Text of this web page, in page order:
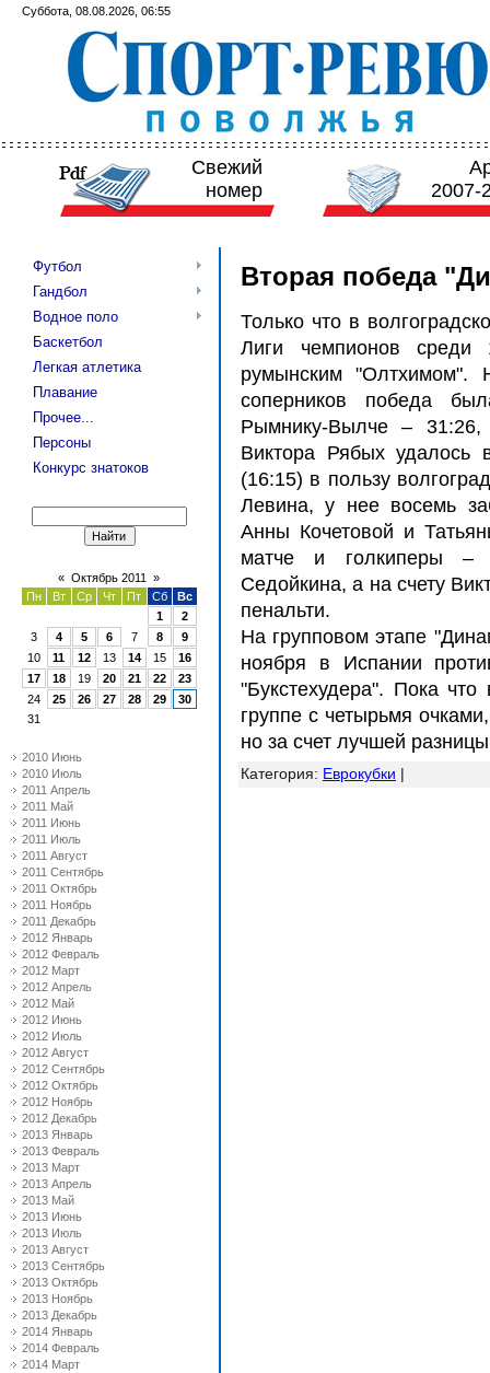
Суббота, 08.08.2026, 06:55
Свежий
номер
2007-
Футбол
Гандбол
Водное поло
Баскетбол
Легкая атлетика
Плавание
Прочее...
Персоны
Конкурс знатоков
« Октябрь 2011
»
Пн
Вт Ср Чт Пт Сб
Вс
1
2
3
4 5 6 7 8
9
10
11 12 13 14 15
16
17
18 19 20 21 22
23
24
25 26 27 28 29
30
31
2010 Июнь
2010 Июль
2011 Апрель
2011 Май
2011 Июнь
2011 Июль
2011 Август
2011 Сентябрь
2011 Октябрь
2011 Ноябрь
2011 Декабрь
2012 Январь
2012 Февраль
2012 Март
2012 Апрель
2012 Май
2012 Июнь
2012 Июль
2012 Август
2012 Сентябрь
2012 Октябрь
2012 Ноябрь
2012 Декабрь
2013 Январь
2013 Февраль
2013 Март
2013 Апрель
2013 Май
2013 Июнь
2013 Июль
2013 Август
2013 Сентябрь
2013 Октябрь
2013 Ноябрь
2013 Декабрь
2014 Январь
2014 Февраль
2014 Март
Вторая победа
Только что в
Лиги чемпионов
румынским "Олтхимом".
соперников победа
Рымнику-Вылче –
Виктора Рябых удалось
(16:15) в пользу
Левина, у нее восемь
Анны Кочетовой и
матче и голкиперы –
Седойкина, а на счету
пенальти.
На групповом этапе
ноября в Испании
"Букстехудера". Пока
группе с четырьмя
но за счет лучшей
Категория: Еврокубки |